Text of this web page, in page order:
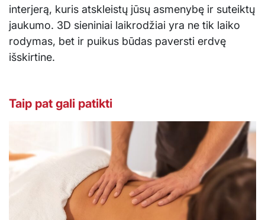
interjerą, kuris atskleistų jūsų asmenybę ir suteiktų
jaukumo. 3D sieniniai laikrodžiai yra ne tik laiko
rodymas, bet ir puikus būdas paversti erdvę
išskirtine.
Taip pat gali patikti